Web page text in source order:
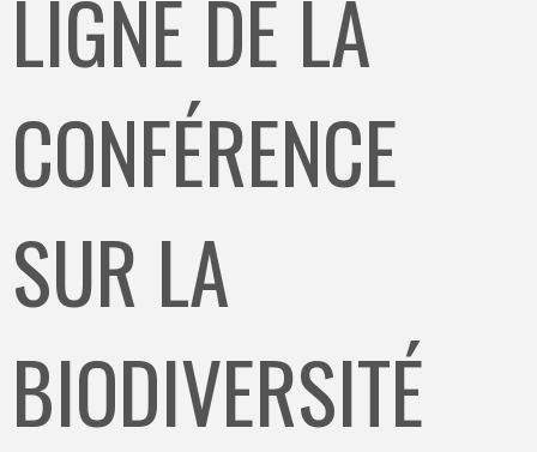
LIGNE DE LA
CONFÉRENCE
SUR LA
BIODIVERSITÉ